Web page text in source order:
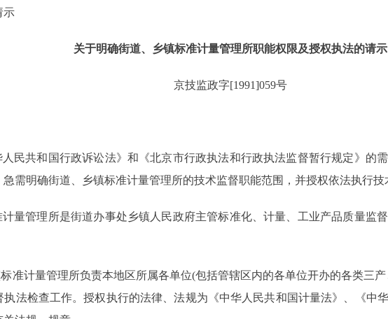
示
关于明确街道、乡镇标准计量管理所职能权限及授权执法的请示
京技监政字[1991]059号
民共和国行政诉讼法》和《北京市行政执法和行政执法监督暂行规定》的
需明确街道、乡镇标准计量管理所的技术监督职能范围，并授权依法执行
量管理所是街道办事处乡镇人民政府主管标准化、计量、工业产品质量监
准计量管理所负责本地区所属各单位(包括管辖区内的各单位开办的各类三
法检查工作。授权执行的法律、法规为《中华人民共和国计量法》、《中